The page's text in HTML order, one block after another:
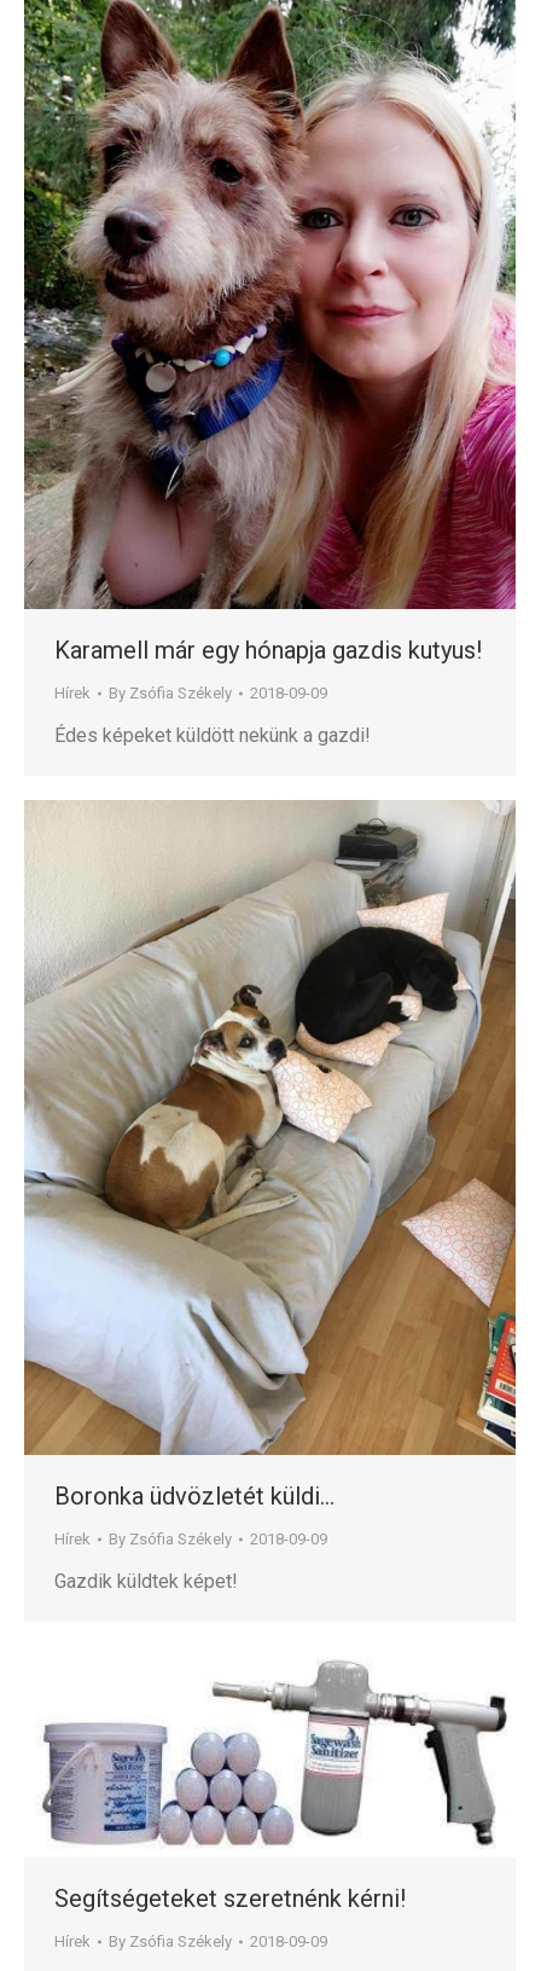
Karamell már egy hónapja gazdis kutyus!
Hírek By Zsófia Székely 2018-09-09
Édes képeket küldött nekünk a gazdi!
Boronka üdvözletét küldi…
Hírek By Zsófia Székely 2018-09-09
Gazdik küldtek képet!
Segítségeteket szeretnénk kérni!
Hírek By Zsófia Székely 2018-09-09